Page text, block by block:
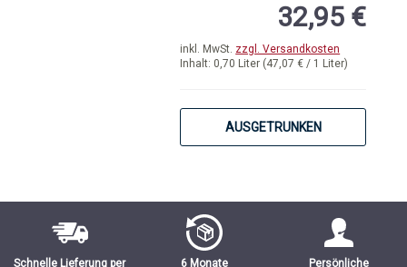
Inhalt: 0,70 Liter (47,07 € / 1 Liter)
inkl. MwSt. zzgl. Versandkosten
32,95 €
AUSGETRUNKEN
Schnelle Lieferung per 6 Monate Persönliche